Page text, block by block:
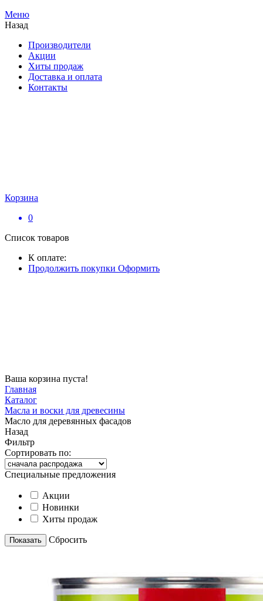
Меню
Назад
Производители
Акции
Хиты продаж
Доставка и оплата
Контакты
Корзина
0
Список товаров
К оплате:
Продолжить покупки Оформить
Ваша корзина пуста!
Главная
Каталог
Масла и воски для древесины
Масло для деревянных фасадов
Назад
Фильтр
Сортировать по:
Специальные предложения
Акции
Новинки
Хиты продаж
Показать Cбросить